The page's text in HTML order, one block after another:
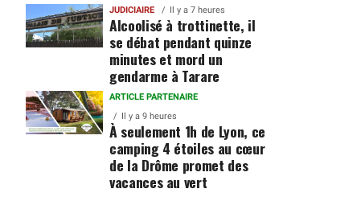
JUDICIAIRE Il y a 7 heures
Alcoolisé à trottinette, il
se débat pendant quinze
minutes et mord un
gendarme à Tarare
ARTICLE PARTENAIRE
Il y a 9 heures
À seulement 1h de Lyon, ce
camping 4 étoiles au cœur
de la Drôme promet des
vacances au vert